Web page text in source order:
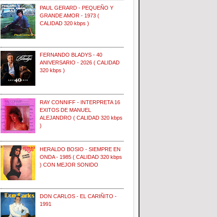
PAUL GERARD - PEQUEÑO Y
GRANDE AMOR - 1973 (
CALIDAD 320 kbps )
FERNANDO BLADYS - 40
ANIVERSARIO - 2026 ( CALIDAD
320 kbps )
RAY CONNIFF - INTERPRETA 16
EXITOS DE MANUEL
ALEJANDRO ( CALIDAD 320 kbps
)
HERALDO BOSIO - SIEMPRE EN
ONDA - 1985 ( CALIDAD 320 kbps
) CON MEJOR SONIDO
DON CARLOS - EL CARIÑITO -
1991